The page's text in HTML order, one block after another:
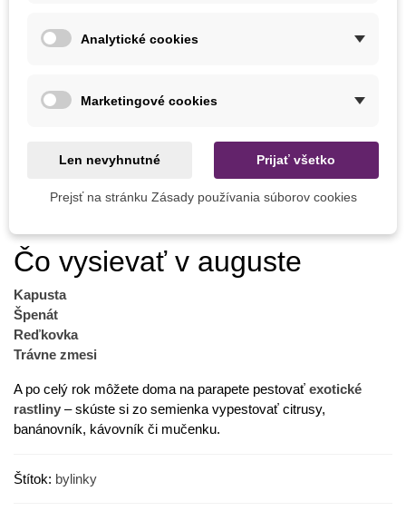
Je významný obsahom silíc, trieslovín a horčín.
uplatní ako prísada do rôznych zeleninových šalátov, na pizzu,
k pečeným zemiakom, vyprážaným hubám i do hustých
Rastlina má aj liečivé účinky:
upravuje trávenie, podporuje
tvorbu žlče, uvoľňuje silný kašeľ, pôsobí ako antiseptikum, býva
významnou zložkou ústnych vôd, zubných pást alebo
Čo vysievať v auguste
Kapusta
Špenát
Reďkovka
Trávne zmesi
A po celý rok môžete doma na parapete pestovať exotické
rastliny – skúste si zo semienka vypestovať citrusy,
banánovník, kávovník či mučenku.
Štítok: bylinky
Analytické cookies
Marketingové cookies
Len nevyhnutné Prijať všetko
Prejsť na stránku Zásady používania súborov cookies